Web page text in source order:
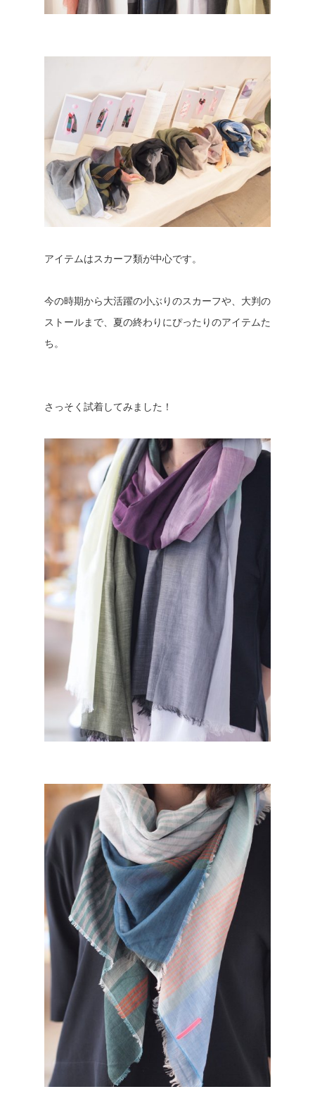
アイテムはスカーフ類が中心です。
今の時期から大活躍の小ぶりのスカーフや、大判の
ストールまで、夏の終わりにぴったりのアイテムた
ち。
さっそく試着してみました！